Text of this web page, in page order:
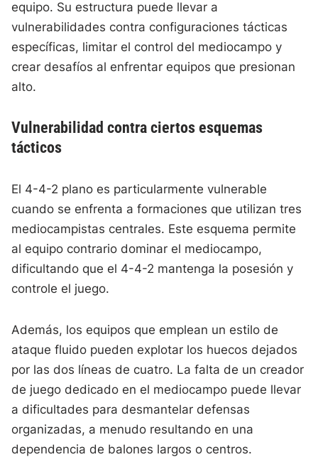
equipo. Su estructura puede llevar a
vulnerabilidades contra configuraciones tácticas
específicas, limitar el control del mediocampo y
crear desafíos al enfrentar equipos que presionan
alto.
Vulnerabilidad contra ciertos esquemas
tácticos
El 4-4-2 plano es particularmente vulnerable
cuando se enfrenta a formaciones que utilizan tres
mediocampistas centrales. Este esquema permite
al equipo contrario dominar el mediocampo,
dificultando que el 4-4-2 mantenga la posesión y
controle el juego.
Además, los equipos que emplean un estilo de
ataque fluido pueden explotar los huecos dejados
por las dos líneas de cuatro. La falta de un creador
de juego dedicado en el mediocampo puede llevar
a dificultades para desmantelar defensas
organizadas, a menudo resultando en una
dependencia de balones largos o centros.